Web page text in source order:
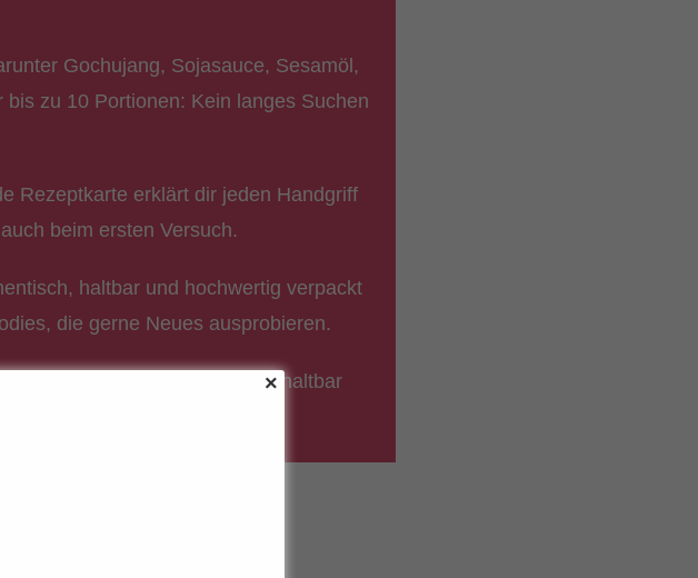
Gochujang, Sojasauce, Sesamöl,
zu 10 Portionen: Kein langes Suchen
Rezeptkarte erklärt dir jeden Handgriff
beim ersten Versuch.
haltbar und hochwertig verpackt
die gerne Neues ausprobieren.
Zutaten sind mehrere Monate haltbar
Bibimbap oder Japchae.